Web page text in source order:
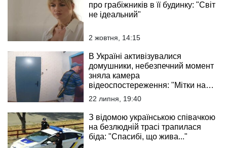
про грабіжників в її будинку: "Світ
не ідеальний"
2 жовтня, 14:15
В Україні активізувалися
домушники, небезпечний момент
зняла камера
відеоспостереження: "Мітки на
дверях..."
22 липня, 19:40
З відомою українською співачкою
на безлюдній трасі трапилася
біда: "Спасибі, що жива..."